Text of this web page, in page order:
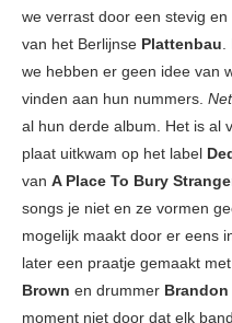
we verrast door een stevig
van het Berlijnse Plattenbau.
we hebben er geen idee van
vinden aan hun nummers.
al hun derde album. Het is al
plaat uitkwam op het label
van A Place To Bury
songs je niet en ze vormen
mogelijk maakt door er eens
later een praatje gemaakt
Brown en drummer Brandon
moment niet door dat elk